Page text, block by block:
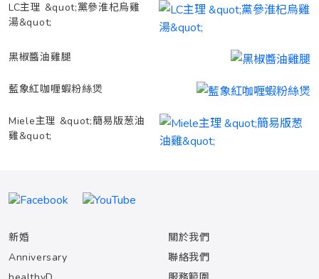
LC主理 &quot;黨參淮杞烏雞
湯&quot;
黑椒醬油雞腿
藍象紅咖喱蝦粉絲煲
Miele主理 &quot;簡易版葱油
雞&quot;
新婚
Anniversary
關於我們
聯絡我們